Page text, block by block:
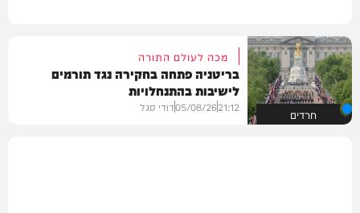
חרדים
מכה לעולם התורה
בריטניה פתחה בחקירה נגד תורמים
לישיבות בהתנחלויות
21:12
05/08/26דודי סגל